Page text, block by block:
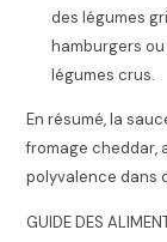
des légumes
hamburgers
légumes crus.
En résumé, la
fromage cheddar,
polyvalence dans
GUIDE DES